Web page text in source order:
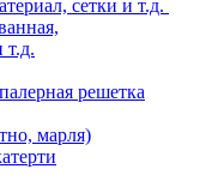
сетки и т.д.
т.д.
решетка
марля)